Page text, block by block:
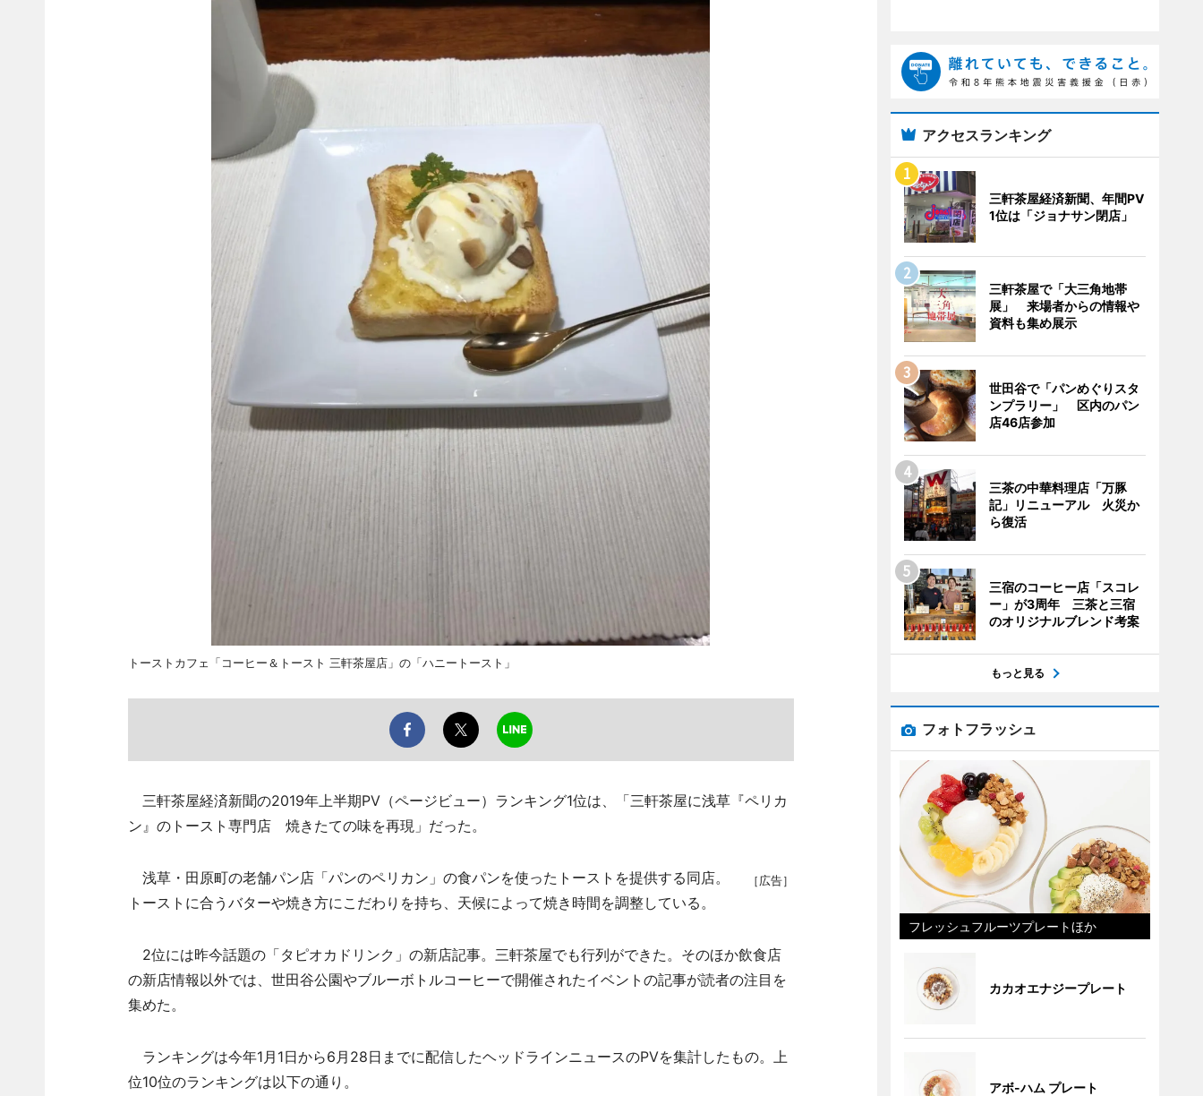
トーストカフェ「コーヒー＆トースト 三軒茶屋店」の「ハニートースト」
三軒茶屋経済新聞の2019年上半期PV（ページビュー）ランキング1位は、「三軒茶屋に浅草『ペリカ
ン』のトースト専門店 焼きたての味を再現」だった。
［広告］
浅草・田原町の老舗パン店「パンのペリカン」の食パンを使ったトーストを提供する同店。
トーストに合うバターや焼き方にこだわりを持ち、天候によって焼き時間を調整している。
2位には昨今話題の「タピオカドリンク」の新店記事。三軒茶屋でも行列ができた。そのほか飲食店
の新店情報以外では、世田谷公園やブルーボトルコーヒーで開催されたイベントの記事が読者の注目を
集めた。
ランキングは今年1月1日から6月28日までに配信したヘッドラインニュースのPVを集計したもの。上
位10位のランキングは以下の通り。
アクセスランキング
三軒茶屋経済新聞、年間PV
1位は「ジョナサン閉店」
三軒茶屋で「大三角地帯
展」 来場者からの情報や
資料も集め展示
世田谷で「パンめぐりスタ
ンプラリー」 区内のパン
店46店参加
三茶の中華料理店「万豚
記」リニューアル 火災か
ら復活
三宿のコーヒー店「スコレ
ー」が3周年 三茶と三宿
のオリジナルブレンド考案
もっと見る
フォトフラッシュ
フレッシュフルーツプレートほか
カカオエナジープレート
アボ-ハム プレート